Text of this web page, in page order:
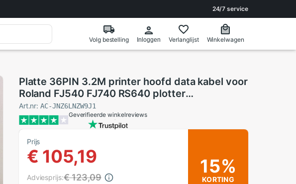
24/7 service
Volg bestelling Inloggen Verlanglijst Winkelwagen
Platte 36PIN 3.2M printer hoofd data kabel voor
Roland FJ540 FJ740 RS640 plotter
grootformaat printer
Art.nr:AC-JNZ6LNZW9J1
Geverifieerde winkelreviews
Prijs
€ 105,19
Adviesprijs:€ 123,09
15%
KORTING